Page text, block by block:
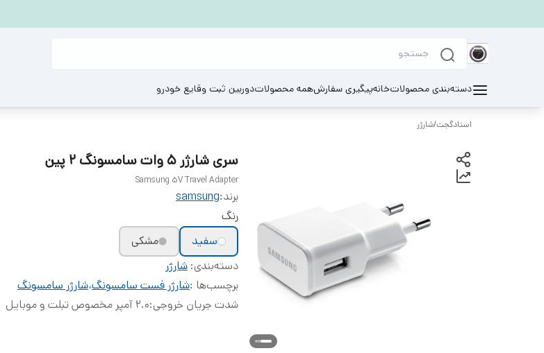
دسته‌بندی محصولاتخانهپیگیری سفارشهمه محصولاتدوربین ثبت وقایع خودرو
استادگجت/شارژر
سری شارژر 5 وات سامسونگ ۲ پین
Samsung 5V Travel Adapter
برند:samsung
رنگ
سفید
مشکی
دسته‌بندی: شارژر
برچسب‌ها :شارژر فست سامسونگ،شارژر سامسونگ
شدت جریان خروجی:2.0 آمپر مخصوص تبلت و موبایل